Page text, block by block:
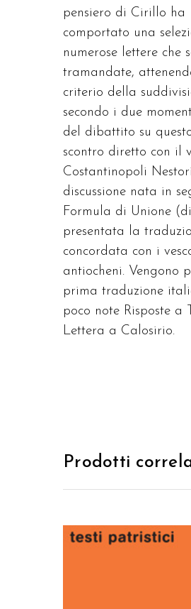
pensiero di Cirillo ha
comportato una
numerose lettere che
tramandate,
criterio della
secondo i due
del dibattito su
scontro diretto con il
Costantinopoli
discussione nata in
Formula di Unione
presentata la
concordata con i
antiocheni. Vengono
prima traduzione
poco note Risposte a
Lettera a Calosirio.
Prodotti